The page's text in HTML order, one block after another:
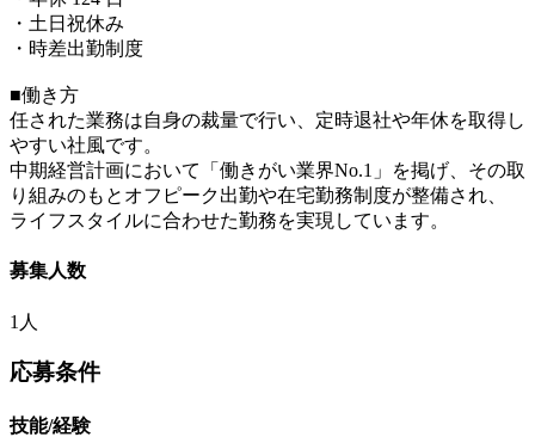
・土日祝休み
・時差出勤制度
■働き方
任された業務は自身の裁量で行い、定時退社や年休を取得し
やすい社風です。
中期経営計画において「働きがい業界No.1」を掲げ、その取
り組みのもとオフピーク出勤や在宅勤務制度が整備され、
ライフスタイルに合わせた勤務を実現しています。
募集人数
1人
応募条件
技能/経験